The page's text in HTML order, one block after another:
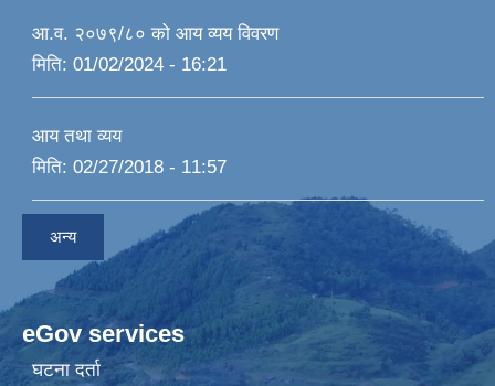
आ.व. २०७९/८० को आय व्यय विवरण
मिति: 01/02/2024 - 16:21
आय तथा व्यय
मिति: 02/27/2018 - 11:57
अन्य
eGov services
घटना दर्ता